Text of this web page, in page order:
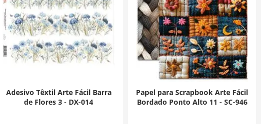
Adesivo Têxtil Arte Fácil Barra
de Flores 3 - DX-014
Papel para Scrapbook Arte Fácil
Bordado Ponto Alto 11 - SC-946